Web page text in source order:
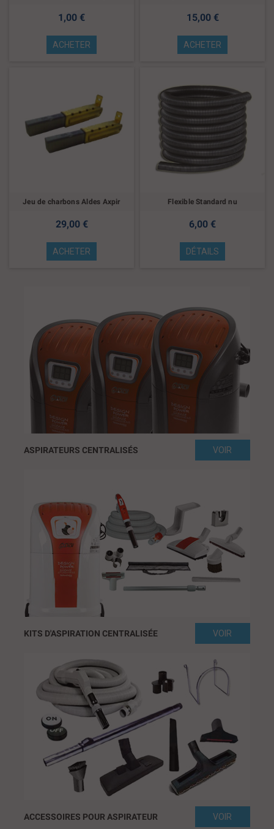
1,00 €
ACHETER
15,00 €
ACHETER
Jeu de charbons Aldes Axpir
29,00 €
ACHETER
Flexible Standard nu
6,00 €
DÉTAILS
ASPIRATEURS CENTRALISÉS VOIR
KITS D'ASPIRATION CENTRALISÉE VOIR
ACCESSOIRES POUR ASPIRATEUR VOIR